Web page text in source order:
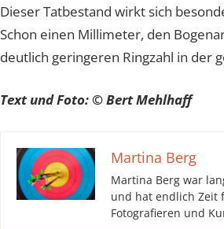
Dieser Tatbestand wirkt sich
Schon einen Millimeter, den
deutlich geringeren Ringzahl in der
Text und Foto: © Bert Mehlhaff
Martina Berg
Martina Berg war
und hat endlich Zeit
Fotografieren und